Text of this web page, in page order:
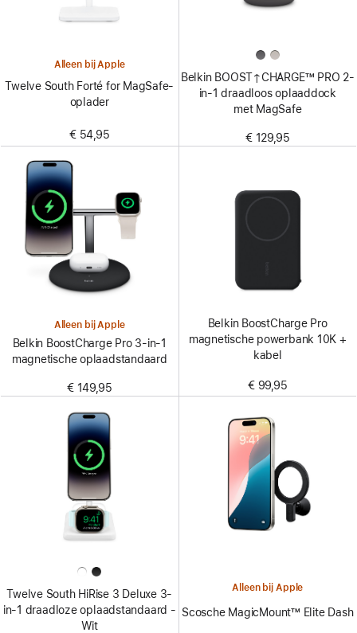
Alleen bij Apple
Twelve South Forté for MagSafe-
oplader
€ 54,95
Belkin BOOST↑CHARGE™ PRO 2-
in-1 draadloos oplaaddock
met MagSafe
€ 129,95
Alleen bij Apple
Belkin BoostCharge Pro 3-in-1
magnetische oplaadstandaard
€ 149,95
Belkin BoostCharge Pro
magnetische powerbank 10K +
kabel
€ 99,95
Twelve South HiRise 3 Deluxe 3-
in-1 draadloze oplaadstandaard -
Wit
Alleen bij Apple
Scosche MagicMount™ Elite Dash